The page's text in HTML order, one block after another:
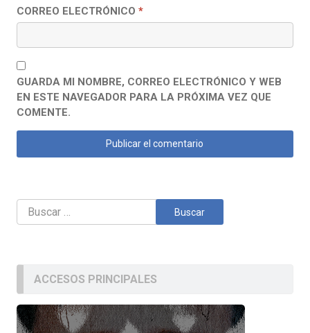
CORREO ELECTRÓNICO *
GUARDA MI NOMBRE, CORREO ELECTRÓNICO Y WEB
EN ESTE NAVEGADOR PARA LA PRÓXIMA VEZ QUE
COMENTE.
Buscar:
ACCESOS PRINCIPALES